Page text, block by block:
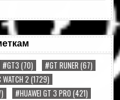
#GT3 (70) #GT RUNER(67)
WATCH 2 (1729)
#HUAWEI GT 3 PRO (421)